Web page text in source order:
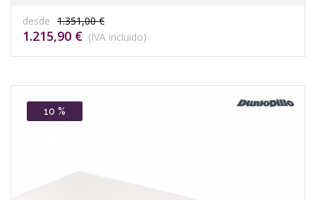
desde 1.351,00 €
1.215,90 € (IVA incluido)
10 %